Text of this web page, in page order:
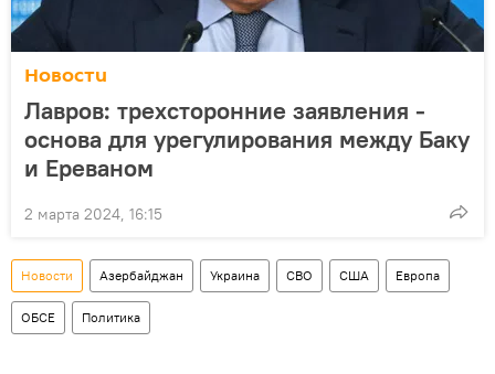
Новости
Лавров: трехсторонние заявления -
основа для урегулирования между Баку
и Ереваном
2 марта 2024, 16:15
Новости Азербайджан Украина СВО США Европа
ОБСЕ Политика